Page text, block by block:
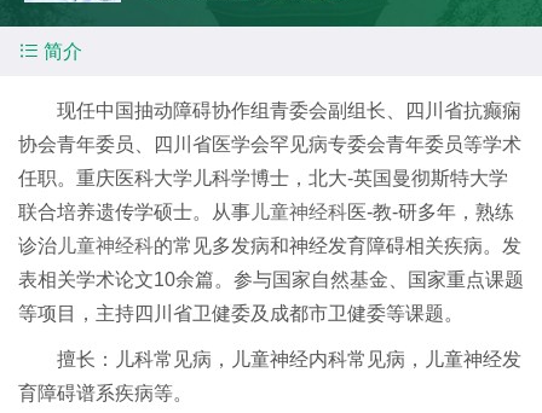
 简介
现任中国抽动障碍协作组青委会副组长、四川省抗癫痫
协会青年委员、四川省医学会罕见病专委会青年委员等学术
任职。重庆医科大学儿科学博士，北大-英国曼彻斯特大学
联合培养遗传学硕士。从事 儿童神经科医-教-研多年，熟练
诊治 儿童神经科的常见多发病和神经发育障碍相关疾病。发
表相关学术论文10余篇。参与国家自然基金、国家重点课题
等项目，主持四川省卫健委及成都市卫健委等课题。
擅长：儿科常见病，儿童神经内科常见病，儿童神经发
育障碍谱系疾病等。